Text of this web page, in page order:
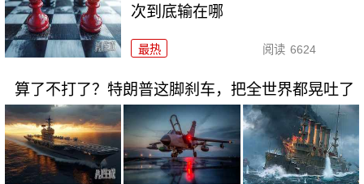
次到底输在哪
最热 阅读 6624
算了不打了？特朗普这脚刹车，把全世界都晃吐了